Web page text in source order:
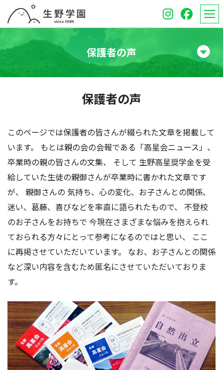
学校紹介
中学校
オープンスクール
保護者のみなさんへ
受験生のみなさんへ
アクセス お問い合わせ
保護者の声
保護者の声
このページでは保護者の皆さんが綴られた文章を掲載して
います。 もとは親の会の会報である「高星会ニュース」、
卒業時の親の皆さんの文集、 そして 生野高星奨学金を受
給していた生徒の親御さんが卒業時に書かれた文章です
が、 親御さんの 気持ち、心の変化、お子さんとの関係、
迷い、葛藤、喜びなどを率直に語られたもので、 不登校
のお子さんをお持ちで 今現在さまざまな悩みを抱えられ
ておられる方々にとって参考になるのではと思い、 ここ
に再掲させていただいています。 なお、お子さんとの関係
など深い内容を含むため匿名にさせていただいておりま
す。